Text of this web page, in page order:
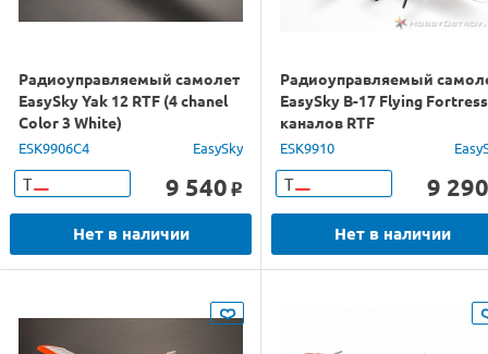
Радиоуправляемый самолет
EasySky Yak 12 RTF (4 chanel
Color 3 White)
ESK9906C4 EasySky
Т 9 540 o
Нет в наличии
Радиоуправляемый
EasySky B-17 Flying
каналов RTF
ESK9910
Т 9 290
Нет в наличии